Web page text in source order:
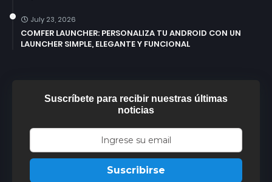
July 23, 2026
COMFER LAUNCHER: PERSONALIZA TU ANDROID CON UN
LAUNCHER SIMPLE, ELEGANTE Y FUNCIONAL
Suscríbete para recibir nuestras últimas
noticias
Suscribirse